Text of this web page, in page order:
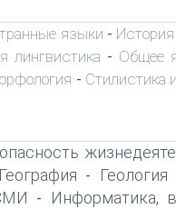
языки -
лингвистика - Общее
- Стилистика
География - Геология
- Информатика,